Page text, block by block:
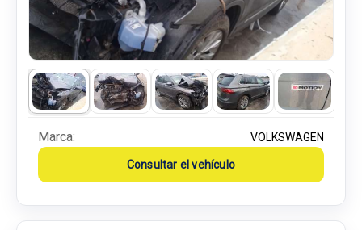
Marca: VOLKSWAGEN
Consultar el vehículo